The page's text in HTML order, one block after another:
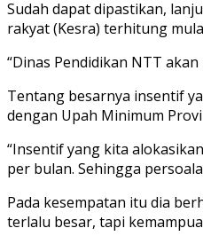
Sudah dapat dipastikan,
rakyat (Kesra) terhitung
“Dinas Pendidikan NTT
Tentang besarnya insentif
dengan Upah Minimum
“Insentif yang kita
per bulan. Sehingga
Pada kesempatan itu dia
terlalu besar, tapi